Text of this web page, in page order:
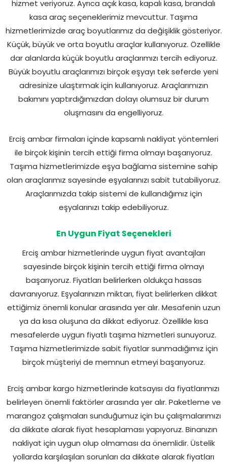
hizmet veriyoruz. Ayrıca açık kasa, kapalı kasa, brandalı
kasa araç seçeneklerimiz mevcuttur. Taşıma
hizmetlerimizde araç boyutlarımız da değişiklik gösteriyor.
Küçük, büyük ve orta boyutlu araçlar kullanıyoruz. Özellikle
dar alanlarda küçük boyutlu araçlarımızı tercih ediyoruz.
Büyük boyutlu araçlarımızı birçok eşyayı tek seferde yeni
adresinize ulaştırmak için kullanıyoruz. Araçlarımızın
bakımını yaptırdığımızdan dolayı olumsuz bir durum
oluşmasını da engelliyoruz.
Erciş ambar firmaları içinde kapsamlı nakliyat yöntemleri
ile birçok kişinin tercih ettiği firma olmayı başarıyoruz.
Taşıma hizmetlerimizde eşya bağlama sistemine sahip
olan araçlarımız sayesinde eşyalarınızı sabit tutabiliyoruz.
Araçlarımızda takip sistemi de kullandığımız için
eşyalarınızı takip edebiliyoruz.
En Uygun Fiyat Seçenekleri
Erciş ambar hizmetlerinde uygun fiyat avantajları
sayesinde birçok kişinin tercih ettiği firma olmayı
başarıyoruz. Fiyatları belirlerken oldukça hassas
davranıyoruz. Eşyalarınızın miktarı, fiyat belirlerken dikkat
ettiğimiz önemli konular arasında yer alır. Mesafenin uzun
ya da kısa oluşuna da dikkat ediyoruz. Özellikle kısa
mesafelerde uygun fiyatlı taşıma hizmetleri sunuyoruz.
Taşıma hizmetlerimizde sabit fiyatlar sunmadığımız için
birçok müşteriyi de memnun etmeyi başarıyoruz.
Erciş ambar kargo hizmetlerinde katsayısı da fiyatlarımızı
belirleyen önemli faktörler arasında yer alır. Paketleme ve
marangoz çalışmaları sunduğumuz için bu çalışmalarımızı
da dikkate alarak fiyat hesaplaması yapıyoruz. Binanızın
nakliyat için uygun olup olmaması da önemlidir. Üstelik
yollarda karşılaşılan sorunları da dikkate alarak fiyatları